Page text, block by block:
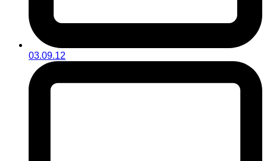
03.09.12